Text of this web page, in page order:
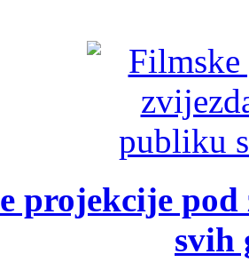
projekcije
svih